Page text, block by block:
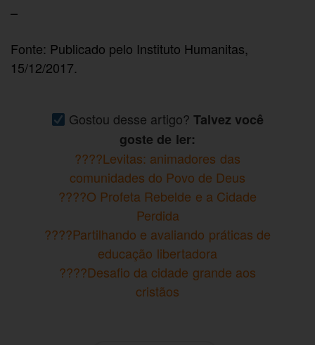
–
Fonte: Publicado pelo Instituto Humanitas,
15/12/2017.
Gostou desse artigo?Talvez você
goste de ler:
????Levitas: animadores das
comunidades do Povo de Deus
????O Profeta Rebelde e a Cidade
Perdida
????Partilhando e avaliando práticas de
educação libertadora
????Desafio da cidade grande aos
cristãos